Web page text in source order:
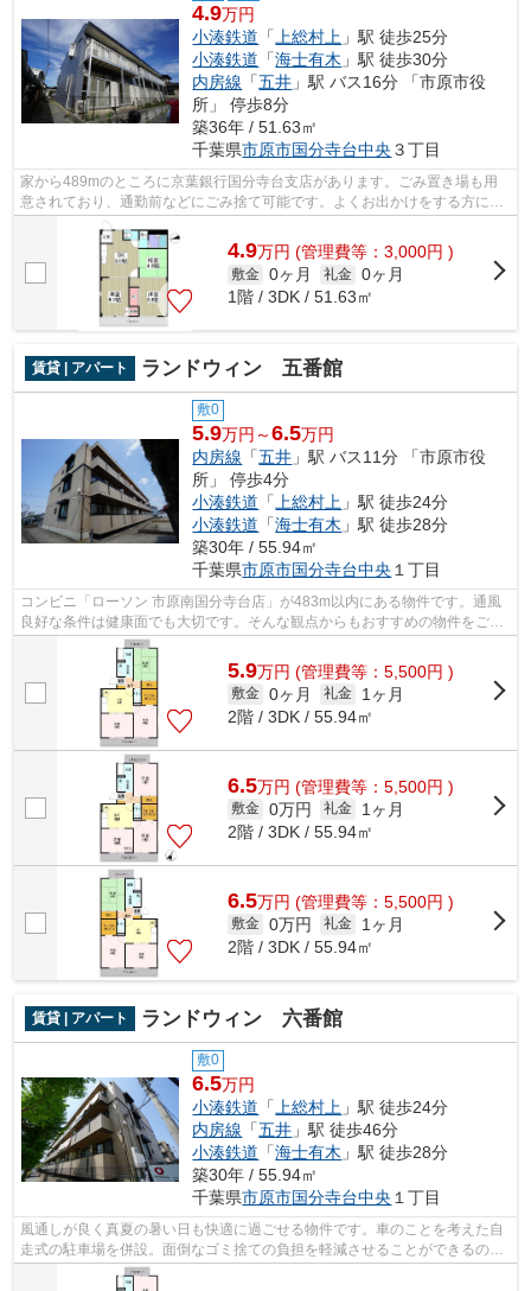
4.9万円
小湊鉄道 「上総村上 」駅 徒歩25分
小湊鉄道 「海士有木 」駅 徒歩30分
内房線 「五井 」駅 バス16分 「市原市役
所」 停歩8分
築36年 / 51.63㎡
千葉県市原市国分寺台中央 ３丁目
家から489mのところに京葉銀行国分寺台支店があります。ごみ置き場も用
意されており、通勤前などにごみ捨て可能です。よくお出かけをする方にも
4.9万円 (管理費等：3,000円 )
敷金 0ヶ月 礼金 0ヶ月
1階 / 3DK / 51.63㎡
賃貸 | アパート ランドウィン 五番館
敷0
5.9万円～6.5万円
内房線 「五井 」駅 バス11分 「市原市役
所」 停歩4分
小湊鉄道 「上総村上 」駅 徒歩24分
小湊鉄道 「海士有木 」駅 徒歩28分
築30年 / 55.94㎡
千葉県市原市国分寺台中央 １丁目
コンビニ「ローソン 市原南国分寺台店」が483m以内にある物件です。通風
良好な条件は健康面でも大切です。そんな観点からもおすすめの物件をご提
供します。使い勝手の良いアパートでイ...
5.9万円 (管理費等：5,500円 )
敷金 0ヶ月 礼金
1ヶ月
2階 / 3DK / 55.94㎡
6.5万円 (管理費等：5,500円 )
敷金 0万円 礼金
1ヶ月
2階 / 3DK / 55.94㎡
6.5万円 (管理費等：5,500円 )
敷金 0万円 礼金
1ヶ月
2階 / 3DK / 55.94㎡
賃貸 | アパート ランドウィン 六番館
敷0
6.5万円
小湊鉄道 「 上総村上 」駅 徒歩24分
内房線 「五井 」駅 徒歩46分
小湊鉄道 「海士有木 」駅 徒歩28分
築30年 / 55.94㎡
千葉県市原市国分寺台中央 １丁目
風通しが良く真夏の暑い日も快適に過ごせる物件です。車のことを考えた自
走式の駐車場を併設。面倒なゴミ捨ての負担を軽減させることができるのが
敷地内ごみ置き場の魅力です。高ニー...